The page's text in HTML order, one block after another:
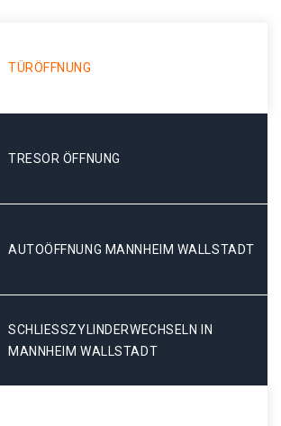
TÜRÖFFNUNG
TRESOR ÖFFNUNG
AUTOÖFFNUNG MANNHEIM WALLSTADT
SCHLIESSZYLINDERWECHSELN IN M
ANNHEIM WALLSTADT